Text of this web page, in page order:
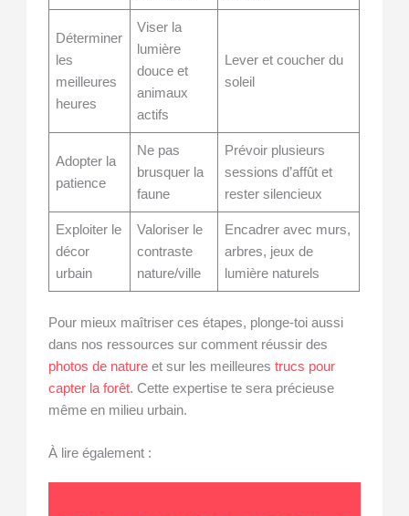
Déterminer
les
meilleures
heures
Viser la
lumière
douce et
animaux
actifs
Lever et coucher du
soleil
Adopter la
patience
Ne pas
brusquer la
faune
Prévoir plusieurs
sessions d’affût et
rester silencieux
Exploiter le
décor
urbain
Valoriser le
contraste
nature/ville
Encadrer avec murs,
arbres, jeux de
lumière naturels
Pour mieux maîtriser ces étapes, plonge-toi aussi
dans nos ressources sur comment réussir des
photos de nature et sur les meilleurestrucs pour
capter la forêt. Cette expertise te sera précieuse
même en milieu urbain.
À lire également :